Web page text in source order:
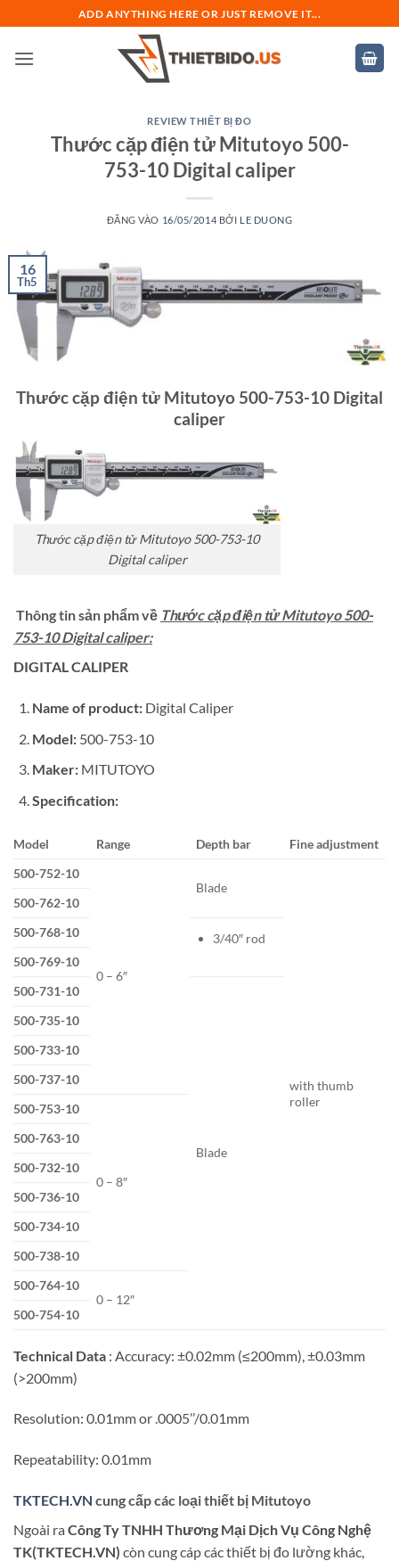
qua
nội
ADD ANYTHING HERE OR JUST REMOVE IT...
REVIEW THIẾT BỊ ĐO
Thước cặp điện tử Mitutoyo 500-
753-10 Digital caliper
ĐĂNG VÀO 16/05/2014 BỞI LE DUONG
16
Th5
Thước cặp điện tử Mitutoyo 500-753-10 Digital
caliper
Thước cặp điện tử Mitutoyo 500-753-10
Digital caliper
Thông tin sản phẩm về Thước cặp điện tử Mitutoyo 500-
753-10 Digital caliper:
DIGITAL CALIPER
Name of product: Digital Caliper
Model: 500-753-10
Maker: MITUTOYO
Specification:
Model Range Depth bar
Fine adjustment
500-752-10
0 – 6″
Blade
with thumb
roller
500-762-10
500-768-10
3/40″ rod
500-769-10
500-731-10
Blade
500-735-10
500-733-10
500-737-10
500-753-10
0 – 8″
500-763-10
500-732-10
500-736-10
500-734-10
500-738-10
500-764-10
0 – 12″
500-754-10
Technical Data : Accuracy: ±0.02mm (≤200mm), ±0.03mm
(>200mm)
Resolution: 0.01mm or .0005’’/0.01mm
Repeatability: 0.01mm
TKTECH.VN cung cấp các loại thiết bị Mitutoyo
Ngoài ra Công Ty TNHH Thương Mại Dịch Vụ Công Nghệ
TK(TKTECH.VN) còn cung cáp các thiết bị đo lường khác,